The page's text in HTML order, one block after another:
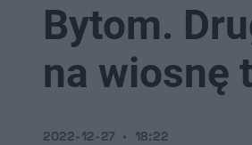
Bytom.
na wiosnę
2022-12-27 18:22